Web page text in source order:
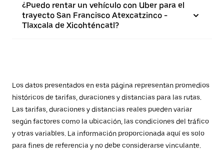
¿Puedo rentar un vehículo con Uber para el
trayecto San Francisco Atexcatzinco -
Tlaxcala de Xicohténcatl?
Los datos presentados en esta página representan promedios
históricos de tarifas, duraciones y distancias para las rutas.
Las tarifas, duraciones y distancias reales pueden variar
según factores como la ubicación, las condiciones del tráfico
y otras variables. La información proporcionada aquí es solo
para fines de referencia y no debe considerarse vinculante.